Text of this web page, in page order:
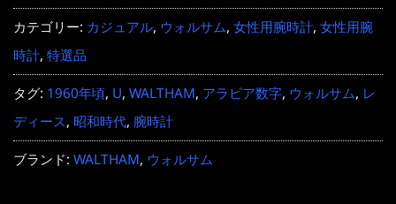
カテゴリー: カジュアル, ウォルサム, 女性用腕時計, 女性用腕
時計, 特選品
タグ: 1960年頃, U, WALTHAM, アラビア数字, ウォルサム, レ
ディース, 昭和時代, 腕時計
ブランド: WALTHAM, ウォルサム